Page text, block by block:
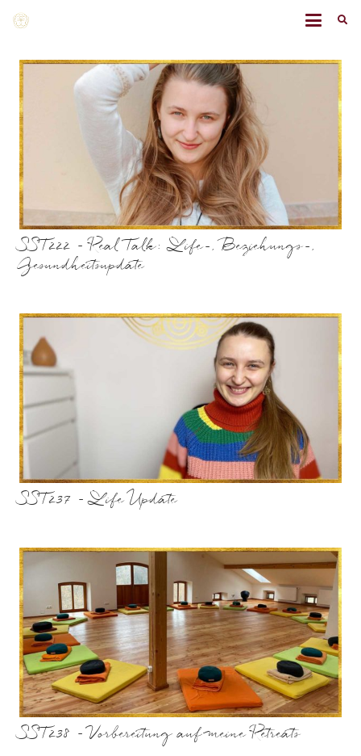
SST222 – Real Talk: Life-, Beziehungs-,
Gesundheitsupdate
SST237 – Life Update
SST238 – Vorbereitung auf meine Retreats